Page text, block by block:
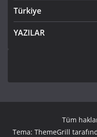
Türkiye
YAZILAR
Tüm
Tema: ThemeGrill